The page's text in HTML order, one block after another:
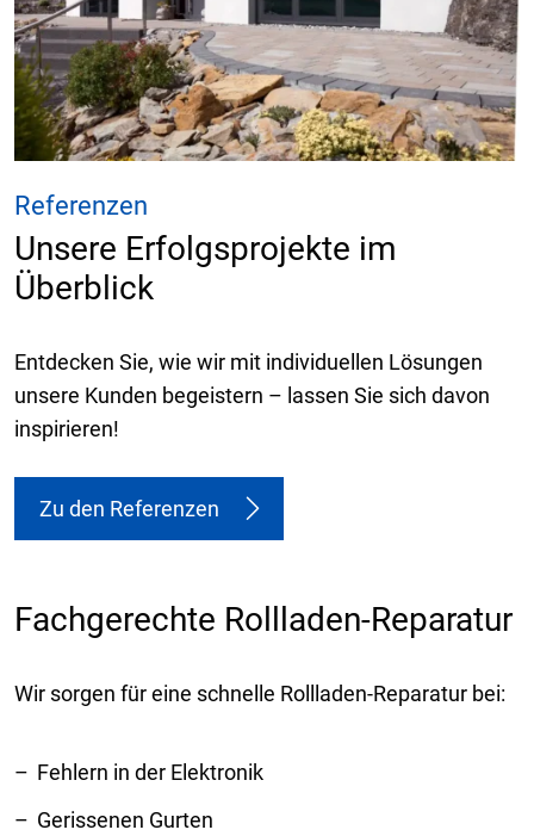
Referenzen
Unsere Erfolgsprojekte im
Überblick
Entdecken Sie, wie wir mit individuellen Lösungen
unsere Kunden begeistern – lassen Sie sich davon
inspirieren!
Zu den Referenzen
Fachgerechte Rollladen-Reparatur
Wir sorgen für eine schnelle Rollladen-Reparatur bei:
Fehlern in der Elektronik
Gerissenen Gurten